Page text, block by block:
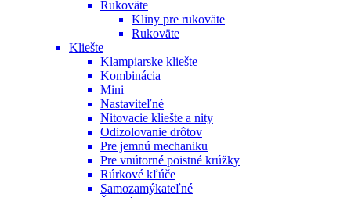
Rukoväte
Kliny pre rukoväte
Rukoväte
Kliešte
Klampiarske kliešte
Kombinácia
Mini
Nastaviteľné
Nitovacie kliešte a nity
Odizolovanie drôtov
Pre jemnú mechaniku
Pre vnútorné poistné krúžky
Rúrkové kľúče
Samozamýkateľné